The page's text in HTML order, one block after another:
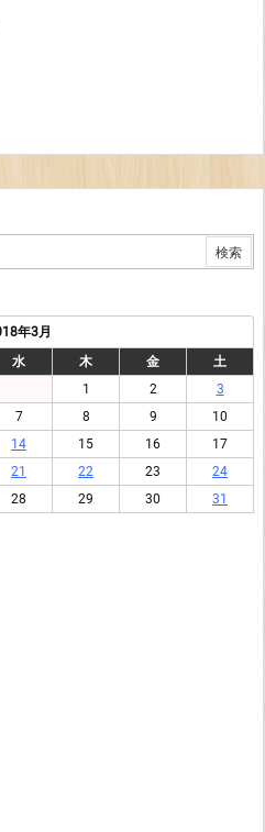
年3月
水 木 金
土
1
2
3
7 8 9
10
14 15 16
17
21 22 23
24
28 29 30 31